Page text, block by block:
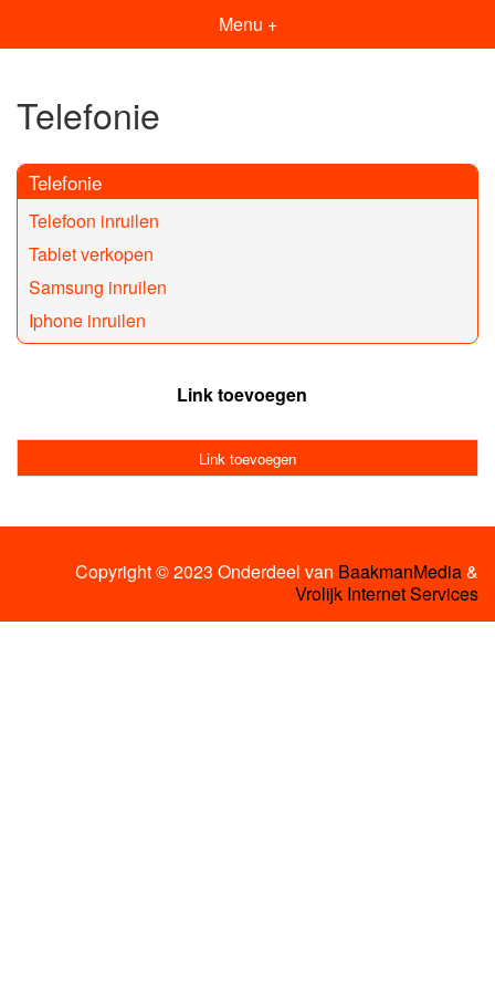
Menu +
Telefonie
Telefonie
Telefoon inruilen
Tablet verkopen
Samsung inruilen
Iphone inruilen
Link toevoegen
Link toevoegen
Copyright © 2023 Onderdeel van BaakmanMedia&
Vrolijk Internet Services